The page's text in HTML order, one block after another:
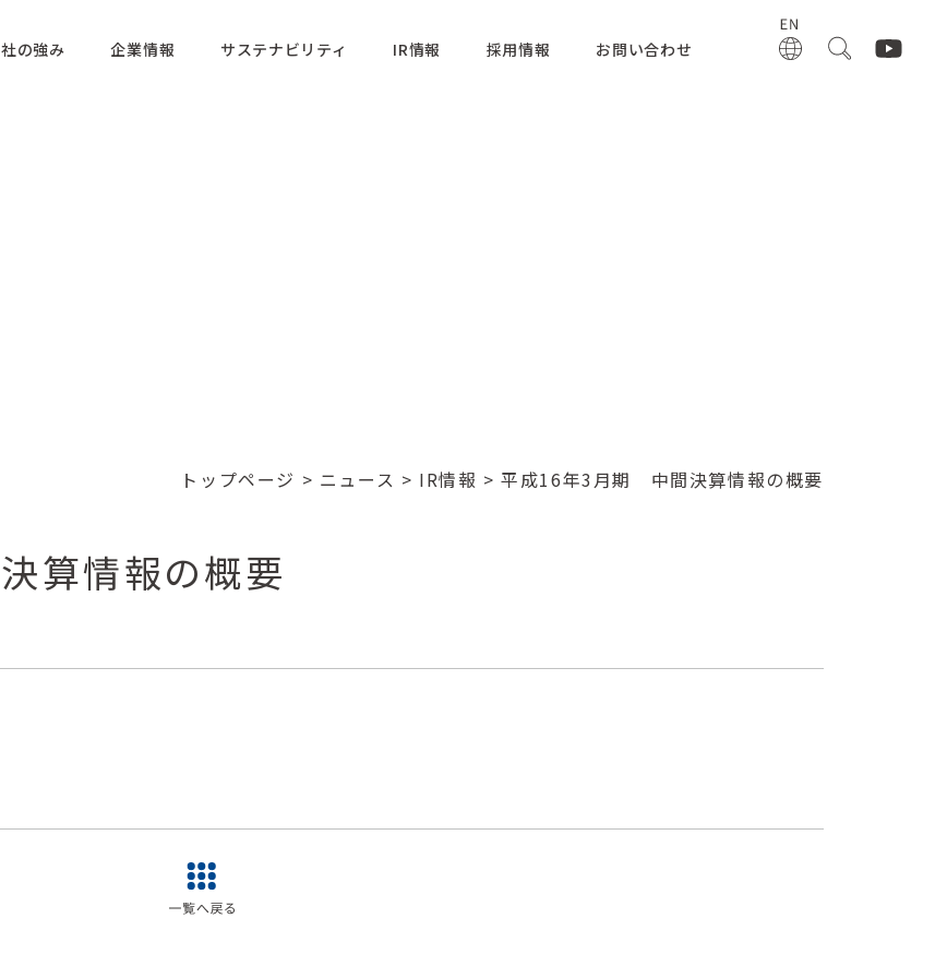
の強み 企業情報 サステナビリティ IR情報 採用情報 お問い合わせ
トップページ > ニュース > IR情報 > 平成16年3月期 中間決算情報の概要
算情報の概要